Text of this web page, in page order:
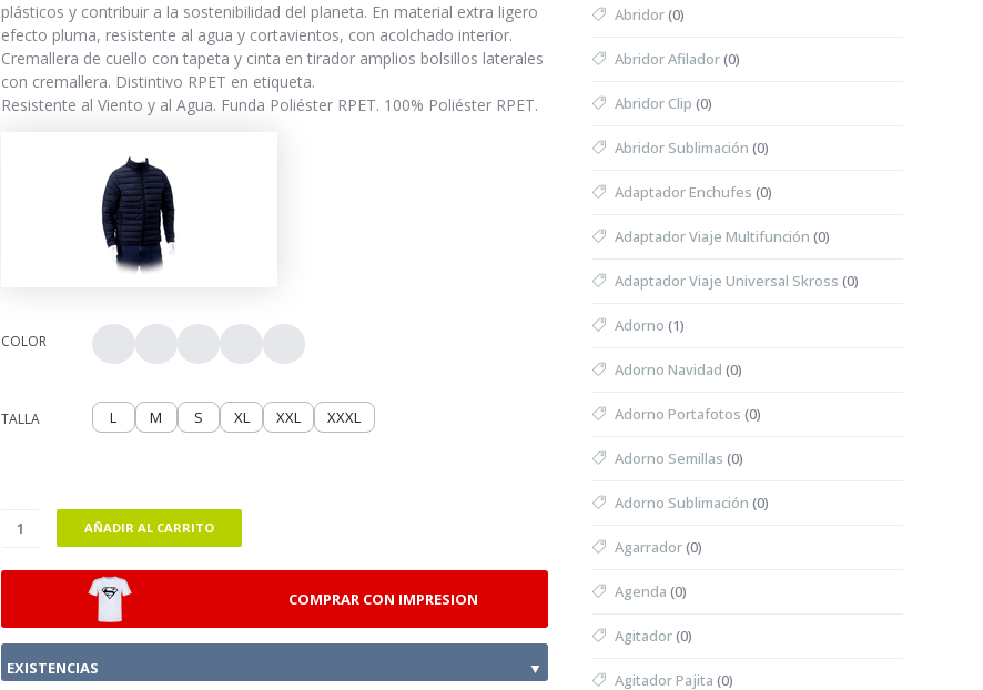
plásticos y contribuir a la sostenibilidad del planeta. En material extra ligero
efecto pluma, resistente al agua y cortavientos, con acolchado interior.
Cremallera de cuello con tapeta y cinta en tirador amplios bolsillos laterales
con cremallera. Distintivo RPET en etiqueta.
Resistente al Viento y al Agua. Funda Poliéster RPET. 100% Poliéster RPET.
COLOR
TALLA L M S XL XXL XXXL
AÑADIR AL CARRITO
COMPRAR CON IMPRESION
EXISTENCIAS ▼
Abridor(0)
Abridor Afilador(0)
Abridor Clip (0)
Abridor Sublimación (0)
Adaptador Enchufes (0)
Adaptador Viaje Multifunción (0)
Adaptador Viaje Universal Skross (0)
Adorno (1)
Adorno Navidad (0)
Adorno Portafotos (0)
Adorno Semillas (0)
Adorno Sublimación (0)
Agarrador(0)
Agenda (0)
Agitador(0)
Agitador Pajita (0)